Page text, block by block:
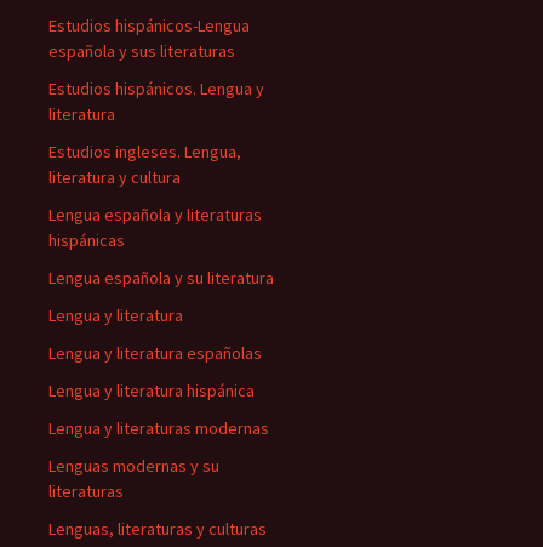
Estudios hispánicos-Lengua
española y sus literaturas
Estudios hispánicos. Lengua y
literatura
Estudios ingleses. Lengua,
literatura y cultura
Lengua española y literaturas
hispánicas
Lengua española y su literatura
Lengua y literatura
Lengua y literatura españolas
Lengua y literatura hispánica
Lengua y literaturas modernas
Lenguas modernas y su
literaturas
Lenguas, literaturas y culturas